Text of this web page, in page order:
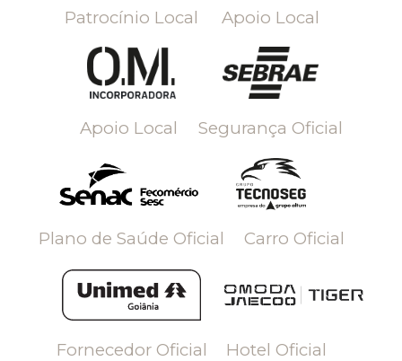
Patrocínio Local Apoio Local
Apoio Local Segurança Oficial
Plano de Saúde Oficial Carro Oficial
Fornecedor Oficial Hotel Oficial